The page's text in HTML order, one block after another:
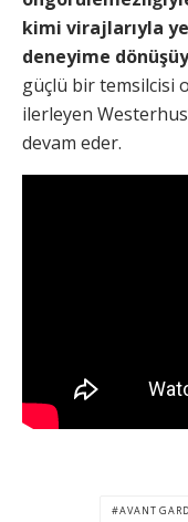
kimi virajlarıyla
deneyime
güçlü bir temsilcisi
ilerleyen
devam eder.
AVANT